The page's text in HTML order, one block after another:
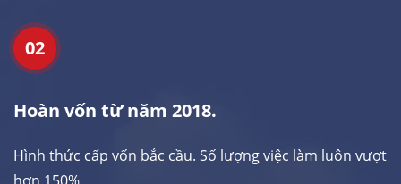
02
Hoàn vốn từ năm 2018.
Hình thức cấp vốn bắc cầu. Số lượng việc làm luôn vượt